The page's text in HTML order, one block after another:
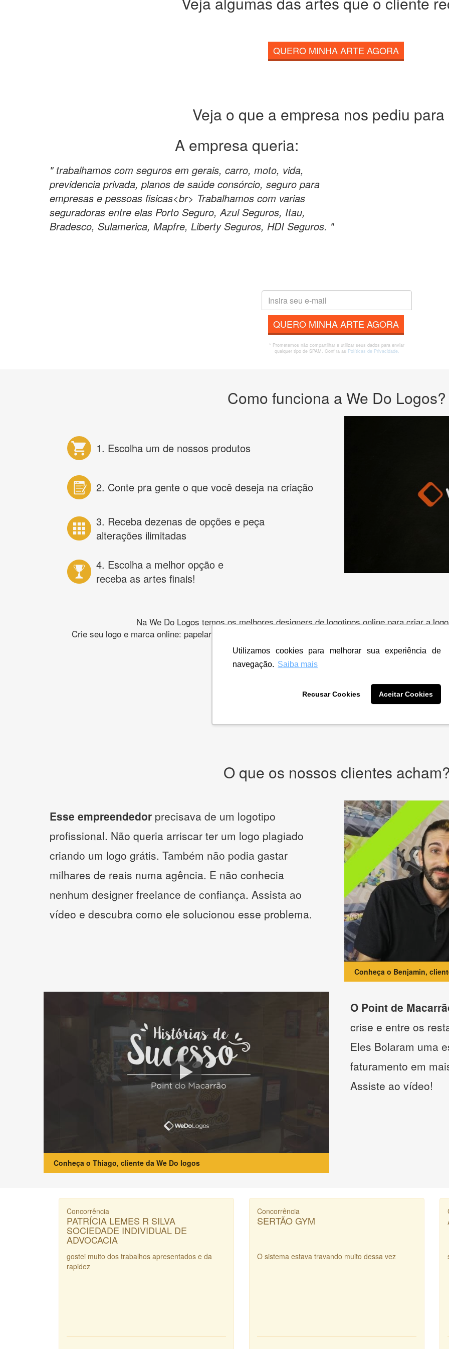
Utilizamos cookies para melhorar sua experiência de
navegação. Saiba mais
Recusar Cookies Aceitar Cookies
QUERO MINHA ARTE AGORA
Veja o que a empresa nos pediu para
A empresa queria:
" trabalhamos com seguros em gerais, carro, moto, vida,
previdencia privada, planos de saúde consórcio, seguro para
empresas e pessoas fisicas<br> Trabalhamos com varias
seguradoras entre elas Porto Seguro, Azul Seguros, Itau,
Bradesco, Sulamerica, Mapfre, Liberty Seguros, HDI Seguros. "
QUERO MINHA ARTE AGORA
* Prometemos não compartilhar e utilizar seus dados para enviar
qualquer tipo de SPAM. Confira as Políticas de Privacidade.
Como funciona a We Do Logos?
1. Escolha um de nossos produtos
2. Conte pra gente o que você deseja na criação
3. Receba dezenas de opções e peça
alterações ilimitadas
4. Escolha a melhor opção e
receba as artes finais!
Na We Do Logos temos os melhores designers de logotipos online para criar a
Crie seu logo e marca online: papelaria, banner, cartão de visita, folder, flyer, website e muito
CRIE SUA MARCA
O que os nossos clientes
Esse empreendedor precisava de um logotipo
profissional. Não queria arriscar ter um logo plagiado
criando um logo grátis. Também não podia gastar
milhares de reais numa agência. E não conhecia
nenhum designer freelance de confiança. Assista ao
vídeo e descubra como ele solucionou esse problema.
Conheça o Benjamin,
Conheça o Thiago, cliente da We Do logos
O Point de
crise e entre os
Eles Bolaram uma
faturamento em
Assiste ao vídeo!
Concorrência
PATRÍCIA LEMES R SILVA
SOCIEDADE INDIVIDUAL DE
ADVOCACIA
gostei muito dos trabalhos apresentados e da
rapidez
Concorrência
SERTÃO GYM
O sistema estava travando muito dessa vez